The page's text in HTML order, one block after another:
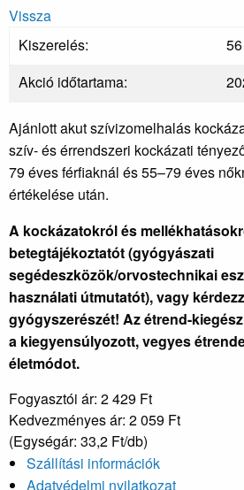
Vissza
Kiszerelés:
Akció időtartama:
Fogyasztói ár: 2 429 Ft
Kedvezményes ár: 2 059 Ft
(Egységár: 33,2 Ft/db)
Ajánlott akut szívizomelhalás
szív- és érrendszeri kockázati
79 éves férfiaknál és 55–79 éves
értékelése után.
A kockázatokról és
betegtájékoztatót (gyógyászati
segédeszközök/orvostechnikai
használati útmutatót), vagy
gyógyszerészét! Az étrend-
a kiegyensúlyozott, vegyes
életmódot.
Szállítási információk
Adatvédelmi nyilatkozat